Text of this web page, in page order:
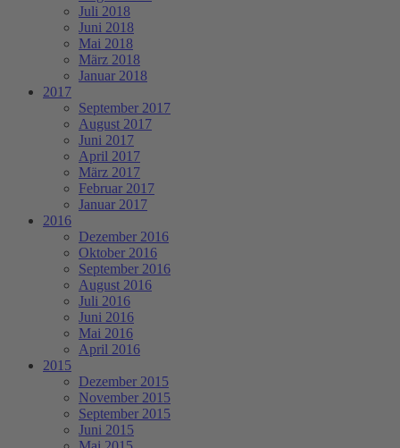
Juli 2018
Juni 2018
Mai 2018
März 2018
Januar 2018
2017
September 2017
August 2017
Juni 2017
April 2017
März 2017
Februar 2017
Januar 2017
2016
Dezember 2016
Oktober 2016
September 2016
August 2016
Juli 2016
Juni 2016
Mai 2016
April 2016
2015
Dezember 2015
November 2015
September 2015
Juni 2015